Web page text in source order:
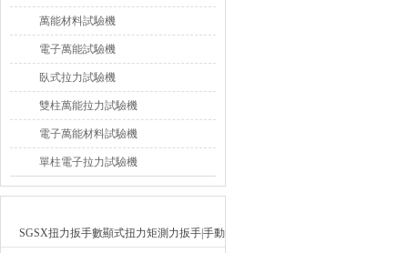
萬能材料試驗機
電子萬能試驗機
臥式拉力試驗機
雙柱萬能拉力試驗機
電子萬能材料試驗機
單柱電子拉力試驗機
SGSX扭力扳手數顯式扭力矩測力扳手|手動